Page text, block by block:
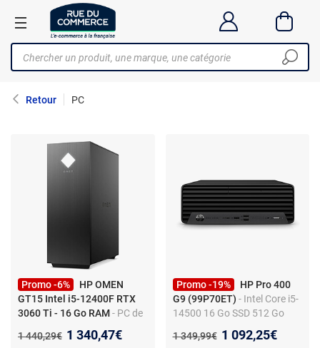
Retour PC
Promo -6%
HP OMEN
GT15 Intel i5-12400F RTX
3060 Ti - 16 Go RAM- PC de
RTX 3060 Ti - 16 Go RAM -
Ancien prix :
1 440,29€ Nouveau prix :
1 340,47€
Promo -19%
HP Pro 400
G9 (99P70ET) - Intel Core i5-
14500 16 Go SSD 512 Go
(sans écran)
Ancien prix :
1 349,99€ Nouveau prix :
1 092,25€